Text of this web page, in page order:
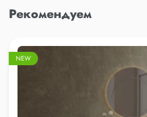
Рекомендуем
NEW